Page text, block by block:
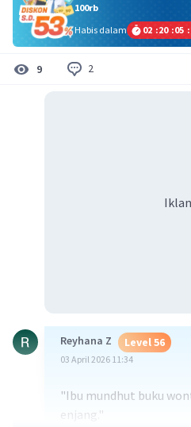
100rb
Habis dalam
02 :20 :05 :
9 2
Iklan
Reyhana Z Level 56
03 April 2026 11:34
"Ibu mundhut buku
enjang."